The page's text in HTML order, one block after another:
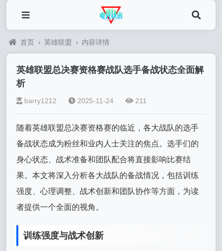
首页 › 英雄联盟 › 内容详情
英雄联盟总决赛资格赛战队选手备战状态全面解
析
barry1212 2025-11-24 211
随着英雄联盟总决赛资格赛的临近，各大战队的选手
备战状态成为粉丝和业内人士关注的焦点。选手们的
身心状态、战术准备和团队配合将直接影响比赛结
果。本文将深入分析各大战队的备战情况，包括训练
强度、心理调整、战术创新和团队协作等方面，为读
者提供一个全面的视角。
训练强度与战术创新